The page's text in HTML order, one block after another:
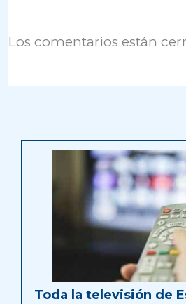
Los comentarios están
Toda la televisión de